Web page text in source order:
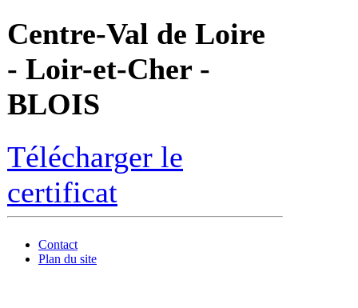
Centre-Val de Loire
- Loir-et-Cher -
BLOIS
Télécharger le
certificat
Contact
Plan du site